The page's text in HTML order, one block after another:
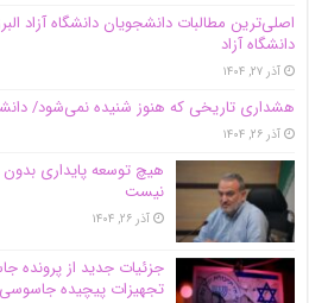
اصلی‌ترین مطالبات دانشجویان دانشگاه آزاد
دانشگاه آز‌اد
آذر ۲۷, ۱۴۰۴
هشداری تاریخی که هنوز شنیده نمی‌شود/
آذر ۲۶, ۱۴۰۴
هیچ توسعه پایداری
نیست
آذر ۲۶, ۱۴۰۴
جزئیات جدید از
تجهیزات پیچیده جاسوسی